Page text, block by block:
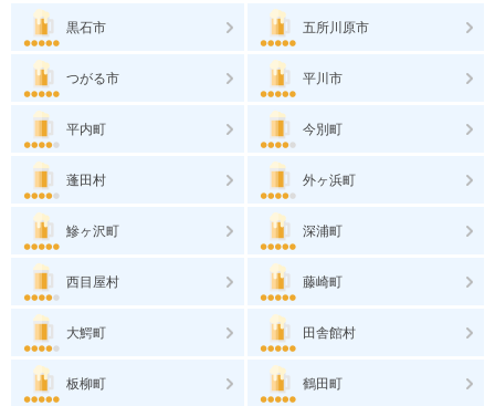
黒石市 五所川原市
つがる市 平川市
平内町 今別町
蓬田村 外ヶ浜町
鰺ヶ沢町 深浦町
西目屋村 藤崎町
大鰐町 田舎館村
板柳町 鶴田町